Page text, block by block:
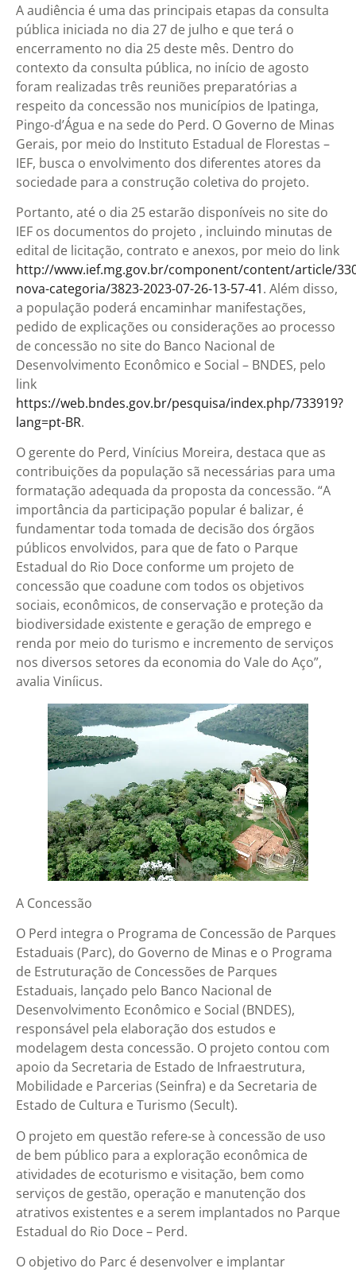
A audiência é uma das principais etapas da consulta
pública iniciada no dia 27 de julho e que terá o
encerramento no dia 25 deste mês. Dentro do
contexto da consulta pública, no início de agosto
foram realizadas três reuniões preparatórias a
respeito da concessão nos municípios de Ipatinga,
Pingo-d’Água e na sede do Perd. O Governo de Minas
Gerais, por meio do Instituto Estadual de Florestas –
IEF, busca o envolvimento dos diferentes atores da
sociedade para a construção coletiva do projeto.
Portanto, até o dia 25 estarão disponíveis no site do
IEF os documentos do projeto , incluindo minutas de
edital de licitação, contrato e anexos, por meio do link
http://www.ief.mg.gov.br/component/content/article/
nova-categoria/3823-2023-07-26-13-57-41. Além disso,
a população poderá encaminhar manifestações,
pedido de explicações ou considerações ao processo
de concessão no site do Banco Nacional de
Desenvolvimento Econômico e Social – BNDES, pelo
link
https://web.bndes.gov.br/pesquisa/index.php/733919?
lang=pt-BR.
O gerente do Perd, Vinícius Moreira, destaca que as
contribuições da população sã necessárias para uma
formatação adequada da proposta da concessão. “A
importância da participação popular é balizar, é
fundamentar toda tomada de decisão dos órgãos
públicos envolvidos, para que de fato o Parque
Estadual do Rio Doce conforme um projeto de
concessão que coadune com todos os objetivos
sociais, econômicos, de conservação e proteção da
biodiversidade existente e geração de emprego e
renda por meio do turismo e incremento de serviços
nos diversos setores da economia do Vale do Aço”,
avalia Viníicus.
A Concessão
O Perd integra o Programa de Concessão de Parques
Estaduais (Parc), do Governo de Minas e o Programa
de Estruturação de Concessões de Parques
Estaduais, lançado pelo Banco Nacional de
Desenvolvimento Econômico e Social (BNDES),
responsável pela elaboração dos estudos e
modelagem desta concessão. O projeto contou com
apoio da Secretaria de Estado de Infraestrutura,
Mobilidade e Parcerias (Seinfra) e da Secretaria de
Estado de Cultura e Turismo (Secult).
O projeto em questão refere-se à concessão de uso
de bem público para a exploração econômica de
atividades de ecoturismo e visitação, bem como
serviços de gestão, operação e manutenção dos
atrativos existentes e a serem implantados no Parque
Estadual do Rio Doce – Perd.
O objetivo do Parc é desenvolver e implantar